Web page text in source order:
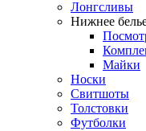
Лонгсливы
Нижнее
Майки
Носки
Свитшоты
Толстовки
Футболки